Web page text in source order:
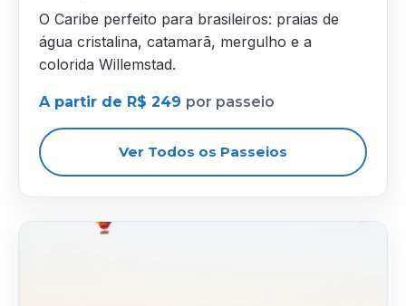
O Caribe perfeito para brasileiros: praias de
água cristalina, catamarã, mergulho e a
colorida Willemstad.
A partir de R$ 249 por passeio
Ver Todos os Passeios